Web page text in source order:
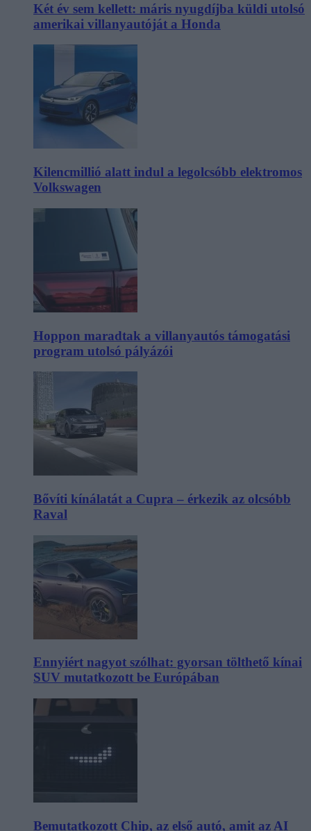
Két év sem kellett: máris nyugdíjba küldi utolsó
amerikai villanyautóját a Honda
Kilencmillió alatt indul a legolcsóbb elektromos
Volkswagen
Hoppon maradtak a villanyautós támogatási
program utolsó pályázói
Bővíti kínálatát a Cupra – érkezik az olcsóbb
Raval
Ennyiért nagyot szólhat: gyorsan tölthető kínai
SUV mutatkozott be Európában
Bemutatkozott Chip, az első autó, amit az AI